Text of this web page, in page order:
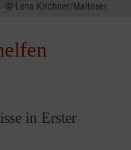
Lena Kirchner/Malteser
in Erster